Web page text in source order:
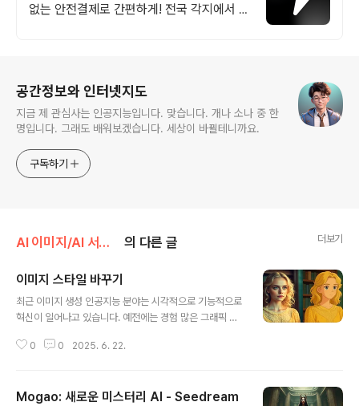
없는 안전결제로 간편하게! 전국 각지에서 올
공간정보와 인터넷지도
지금 제 관심사는 인공지능입니다. 맞습니다. 개나 소나 중 한
명입니다. 그래도 배워보겠습니다. 세상이 바뀔테니까요.
구독하기
AI 이미지/AI 서비스 의 다른 글 더보기
이미지 스타일 바꾸기
최근 이미지 생성 인공지능 분야는 시각적으로 기능적으로
혁신이 일어나고 있습니다. 예전에는 경험 많은 그래픽 디
할 수 있게 되었습니다. 사진을 카툰 스타일로 바꾸거나, 이
환", 즉 콘텐츠는 유지하면서도 외형을 바꾸는 기능은 생성
0 0 2025. 6. 22.
Mogao: 새로운 미스터리 AI - Seedream